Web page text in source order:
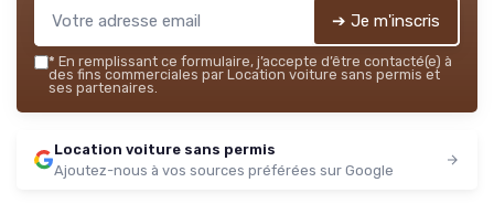
➔ Je m'inscris
* En remplissant ce formulaire, j’accepte d’être contacté(e) à
des fins commerciales par Location voiture sans permis et
ses partenaires.
Location voiture sans permis
Ajoutez-nous à vos sources préférées sur Google